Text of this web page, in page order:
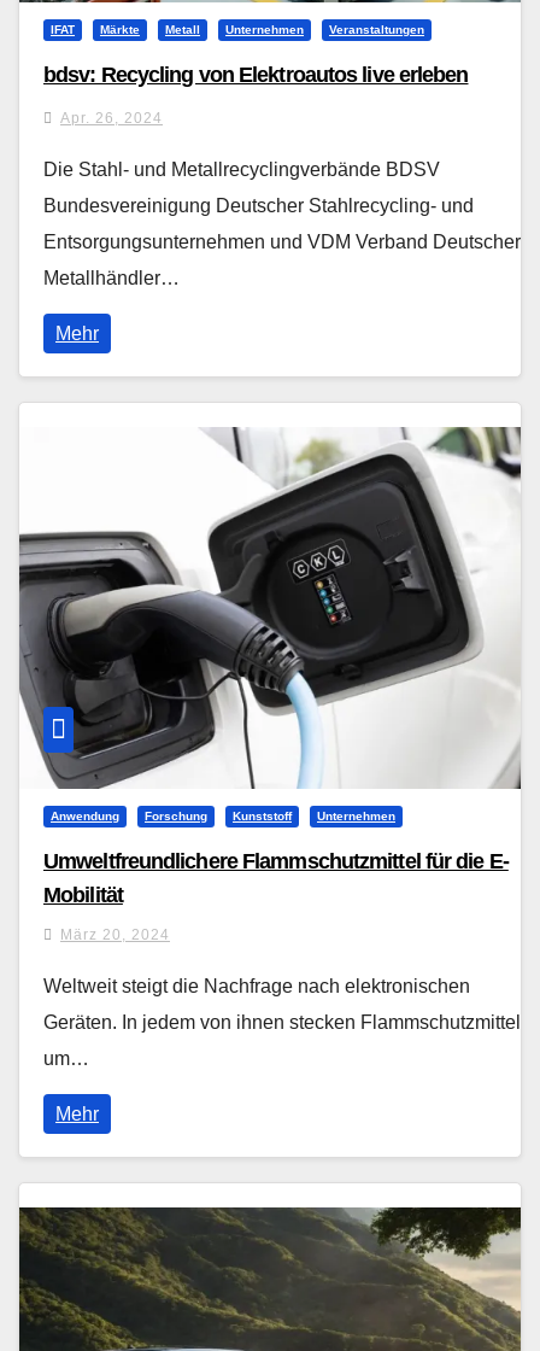
IFAT Märkte Metall Unternehmen Veranstaltungen
bdsv: Recycling von Elektroautos live erleben
Apr. 26, 2024
Die Stahl- und Metallrecyclingverbände BDSV
Bundesvereinigung Deutscher Stahlrecycling- und
Entsorgungsunternehmen und VDM Verband Deutscher
Metallhändler…
Mehr
Anwendung Forschung Kunststoff Unternehmen
Umweltfreundlichere Flammschutzmittel für die E-
Mobilität
März 20, 2024
Weltweit steigt die Nachfrage nach elektronischen
Geräten. In jedem von ihnen stecken Flammschutzmittel –
um…
Mehr